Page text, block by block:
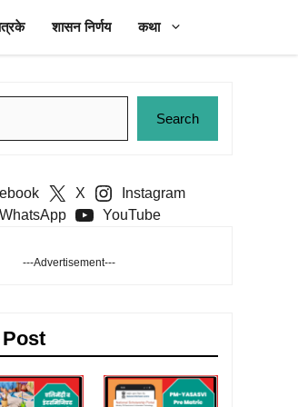
शासन निर्णय कथा
Search
X
Instagram
WhatsApp
YouTube
---Advertisement---